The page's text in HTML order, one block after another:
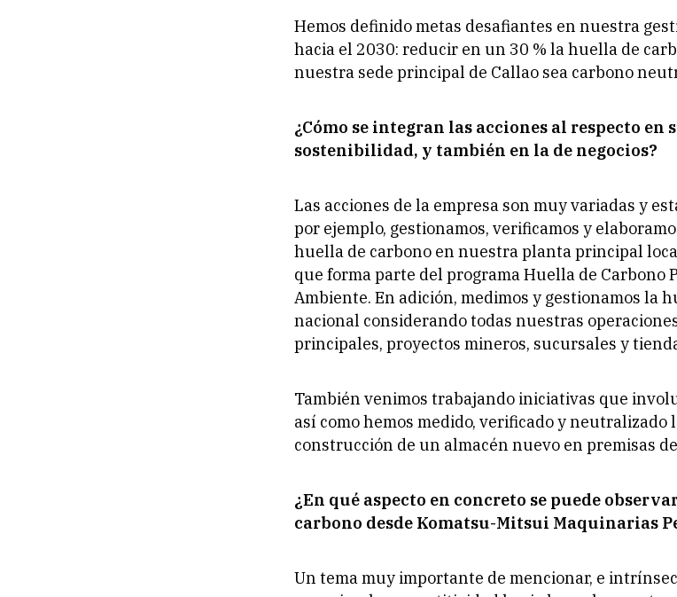
Hemos definido metas desafiantes en nuestra
hacia el 2030: reducir en un 30 % la huella de
nuestra sede principal de Callao sea carbono
¿Cómo se integran las acciones al respecto en
sostenibilidad, y también en la de negocios?
Las acciones de la empresa son muy variadas y
por ejemplo, gestionamos, verificamos y
huella de carbono en nuestra planta principal
que forma parte del programa Huella de Carbono
Ambiente. En adición, medimos y gestionamos la
nacional considerando todas nuestras
principales, proyectos mineros, sucursales y
También venimos trabajando iniciativas que
así como hemos medido, verificado y neutralizado
construcción de un almacén nuevo en premisas
¿En qué aspecto en concreto se puede
carbono desde Komatsu-Mitsui Maquinarias
Un tema muy importante de mencionar, e